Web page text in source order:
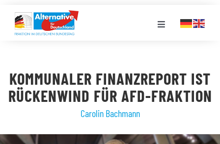
Inhalt
springen
Toggle
LANDESGRUPPEN
KOMMUNALER FINANZREPORT IST
RÜCKENWIND FÜR AFD-FRAKTION
Carolin Bachmann